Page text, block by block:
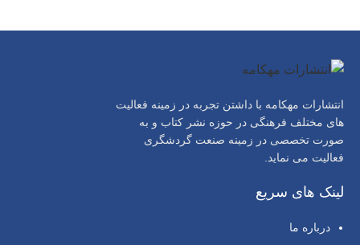
انتشارات مهکامه با داشتن تجربه در زمینه فعالیت
های مختلف فرهنگی در حوزه نشر کتاب و به
صورت تخصصی در زمینه صنعت گردشگری
فعالیت می نماید.
لینک های سریع
درباره ما